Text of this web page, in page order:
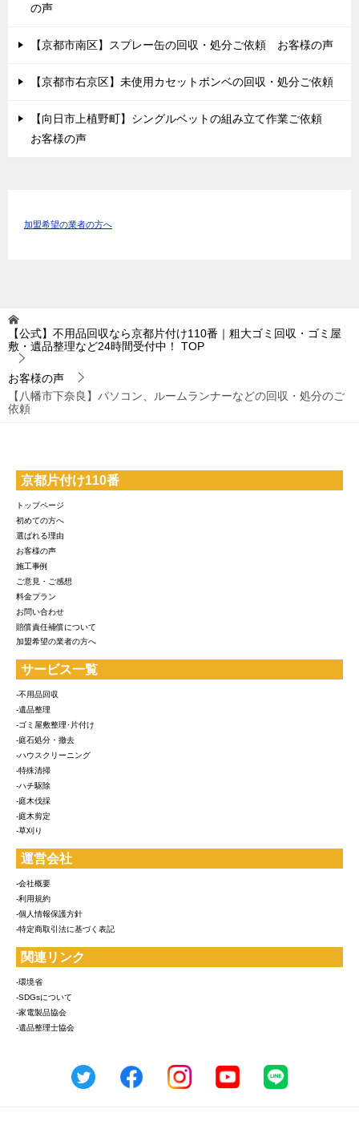
の声
【京都市南区】スプレー缶の回収・処分ご依頼 お客様の声
【京都市右京区】未使用カセットボンベの回収・処分ご依頼
【向日市上植野町】シングルベットの組み立て作業ご依頼
お客様の声
加盟希望の業者の方へ
【公式】不用品回収なら京都片付け110番｜粗大ゴミ回収・ゴミ屋
敷・遺品整理など24時間受付中！
TOP
お客様の声
【八幡市下奈良】パソコン、ルームランナーなどの回収・処分のご
依頼
京都片付け110番
トップページ
初めての方へ
選ばれる理由
お客様の声
施工事例
ご意見・ご感想
料金プラン
お問い合わせ
賠償責任補償について
加盟希望の業者の方へ
サービス一覧
-不用品回収
-遺品整理
-ゴミ屋敷整理･片付け
-庭石処分・撤去
-ハウスクリーニング
-特殊清掃
-ハチ駆除
-庭木伐採
-庭木剪定
-草刈り
運営会社
-会社概要
-利用規約
-個人情報保護方針
-特定商取引法に基づく表記
関連リンク
-環境省
-SDGsについて
-家電製品協会
-遺品整理士協会